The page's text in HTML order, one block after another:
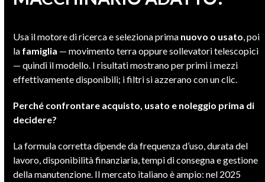
Usa il motore di ricerca e seleziona prima nuovo o usato, poi
la famiglia — movimento terra oppure sollevatori telescopici
— quindi il modello. I risultati mostrano per primi i mezzi
effettivamente disponibili; i filtri si azzerano con un clic.
Perché confrontare acquisto, usato e noleggio prima di
decidere?
La formula corretta dipende da frequenza d’uso, durata del
lavoro, disponibilità finanziaria, tempi di consegna e gestione
della manutenzione. Il mercato italiano è ampio: nel 2025